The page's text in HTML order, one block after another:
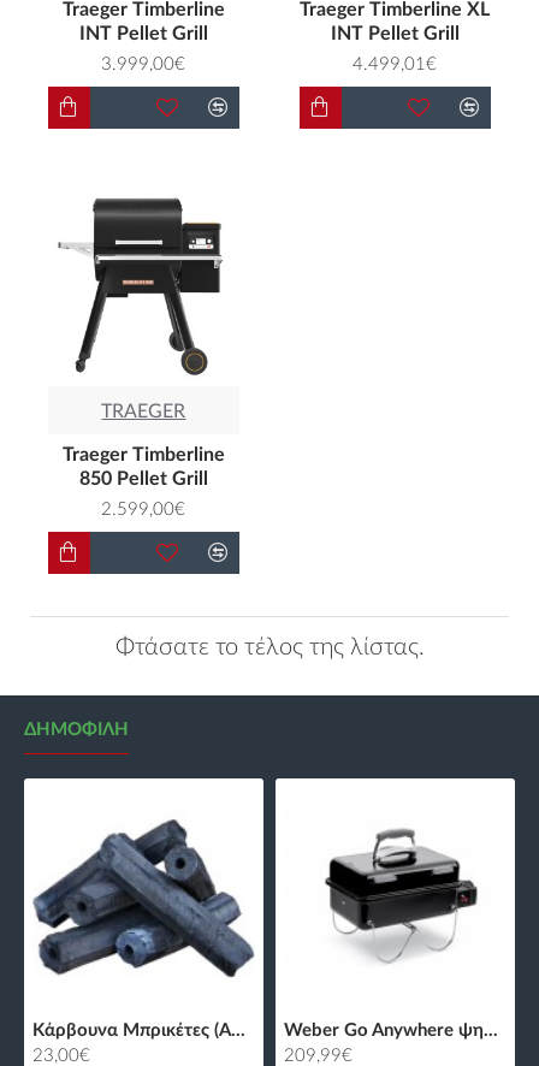
Traeger Timberline
INT Pellet Grill
3.999,00€
Traeger Timberline XL
INT Pellet Grill
4.499,01€
TRAEGER
Traeger Timberline
850 Pellet Grill
2.599,00€
Φτάσατε το τέλος της λίστας.
ΔΗΜΟΦΙΛΉ
Κάρβουνα Μπρικέτες (Α+) με Τρύπα - 10kg
23,00€
Weber Go Anywhere ψησταριά υγραερίου
209,99€